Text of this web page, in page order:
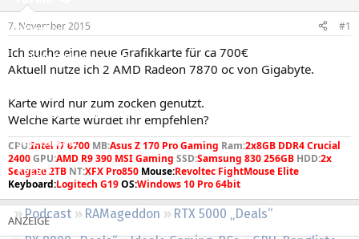
Aktuelles
Empfohlene Inhalte
Neueste Aktivitäten
Leserartikel
Regeln
Podcast RAMageddon
RTX 5000 „Deals“
e
m
7. November 2015 #1
Ich suche eine neue Grafikkarte für ca 700€
Aktuell nutze ich 2 AMD Radeon 7870 oc von Gigabyte.
Karte wird nur zum zocken genutzt.
Welche Karte würdet ihr empfehlen?
CPU:Intel i7 6700 MB:Asus Z 170 Pro Gaming Ram:2x8GB DDR4 Crucial
2400GPU:AMD R9 390 MSI Gaming SSD:Samsung 830 256GB HDD:2x
Seagate 2TB NT:XFX Pro850 Mouse:Revoltec FightMouse Elite
Keyboard:Logitech G19OS:Windows 10 Pro 64bit